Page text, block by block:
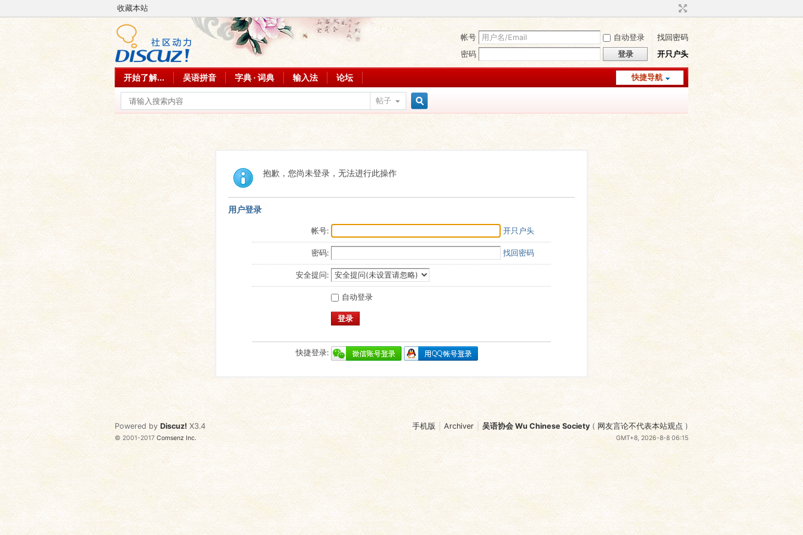
收藏本站
帐号 自动登录
找回密码
密码
登录 开只户头
快捷导航
开始了解... 吴语拼音 字典 · 词典 输入法 论坛
帖子
抱歉，您尚未登录，无法进行此操作
用户登录
帐号: 开只户头
密码: 找回密码
安全提问:
自动登录
登录
快捷登录:
手机版 Archiver 吴语协会 Wu Chinese Society ( 网友言论不代表本站观点 )
GMT+8, 2026-8-8 06:15
Powered by Discuz! X3.4
© 2001-2017Comsenz Inc.